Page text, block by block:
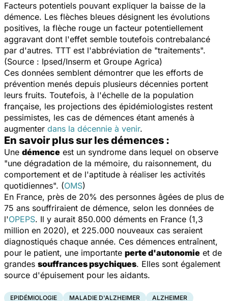
Facteurs potentiels pouvant expliquer la baisse de la
démence. Les flèches bleues désignent les évolutions
positives, la flèche rouge un facteur potentiellement
aggravant dont l'effet semble toutefois contrebalancé
par d'autres. TTT est l'abbréviation de "traitements".
(Source : Ipsed/Inserm et Groupe Agrica)
Ces données semblent démontrer que les efforts de
prévention menés depuis plusieurs décennies portent
leurs fruits. Toutefois, à l'échelle de la population
française, les projections des épidémiologistes restent
pessimistes, les cas de démences étant amenés à
augmenter dans la décennie à venir.
En savoir plus sur les démences :
Une démence est un syndrome dans lequel on observe
"une dégradation de la mémoire, du raisonnement, du
comportement et de l'aptitude à réaliser les activités
quotidiennes". (OMS)
En France, près de 20% des personnes âgées de plus de
75 ans souffriraient de démence, selon les données de
l'OPEPS. Il y aurait 850.000 déments en France (1,3
million en 2020), et 225.000 nouveaux cas seraient
diagnostiqués chaque année. Ces démences entraînent,
pour le patient, une importante perte d'autonomie et de
grandes souffrances psychiques. Elles sont également
source d'épuisement pour les aidants.
EPIDÉMIOLOGIE MALADIE D'ALZHEIMER ALZHEIMER